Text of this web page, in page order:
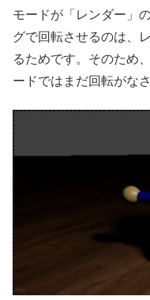
モードが「レンダー」
グで回転させるのは、
るためです。そのため
ードではまだ回転がな